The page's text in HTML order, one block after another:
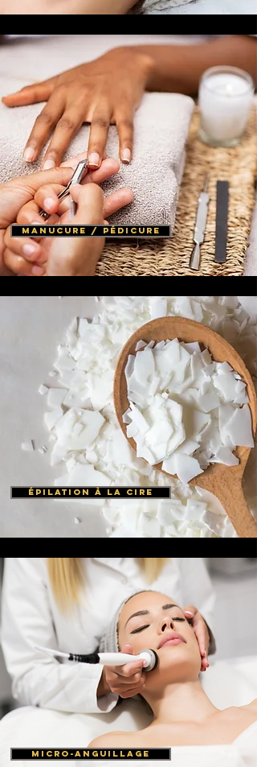
manucure / pédicure
épilation à la cire
micro-anguillage